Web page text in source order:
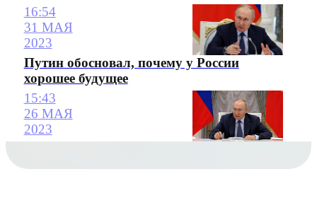
16:54
31 МАЯ
2023
Путин обосновал, почему у России
хорошее будущее
15:43
26 МАЯ
2023